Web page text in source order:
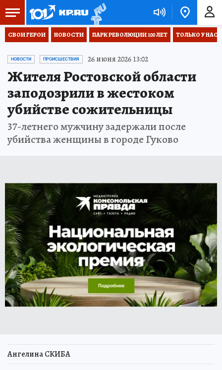
СВОИ ГЕРОИ НОВОСТИ ПАРК РЕВОЛЮЦИИ 100 ЛЕТ ТОЛЬКО У НАС
НОВОСТИ ПРОИСШЕСТВИЯ 26 июня 2026 13:02
Жителя Ростовской области
заподозрили в жестоком
убийстве сожительницы
37-летнего мужчину задержали после
убийства женщины в городе Гуково
Ангелина СКИБА